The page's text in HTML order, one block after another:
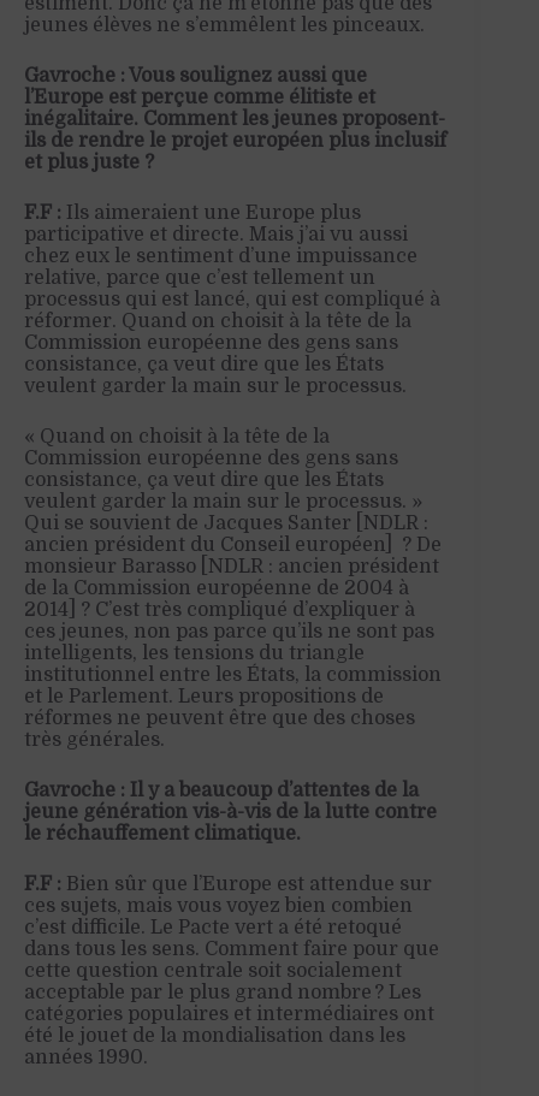
jeunes élèves ne s’emmêlent les pinceaux.
Gavroche : Vous soulignez aussi que
l’Europe est perçue comme élitiste et
inégalitaire. Comment les jeunes proposent-
ils de rendre le projet européen plus inclusif
et plus juste ?
F.F : Ils aimeraient une Europe plus
participative et directe. Mais j’ai vu aussi
chez eux le sentiment d’une impuissance
relative, parce que c’est tellement un
processus qui est lancé, qui est compliqué à
réformer. Quand on choisit à la tête de la
Commission européenne des gens sans
consistance, ça veut dire que les États
veulent garder la main sur le processus.
« Quand on choisit à la tête de la
Commission européenne des gens sans
consistance, ça veut dire que les États
veulent garder la main sur le processus. »
Qui se souvient de Jacques Santer [NDLR :
ancien président du Conseil européen] ? De
monsieur Barasso [NDLR : ancien président
de la Commission européenne de 2004 à
2014] ? C’est très compliqué d’expliquer à
ces jeunes, non pas parce qu’ils ne sont pas
intelligents, les tensions du triangle
institutionnel entre les États, la commission
et le Parlement. Leurs propositions de
réformes ne peuvent être que des choses
très générales.
Gavroche : Il y a beaucoup d’attentes de la
jeune génération vis-à-vis de la lutte contre
le réchauffement climatique.
F.F : Bien sûr que l’Europe est attendue sur
ces sujets, mais vous voyez bien combien
c’est difficile. Le Pacte vert a été retoqué
dans tous les sens. Comment faire pour que
cette question centrale soit socialement
acceptable par le plus grand nombre ? Les
catégories populaires et intermédiaires ont
été le jouet de la mondialisation dans les
années 1990.